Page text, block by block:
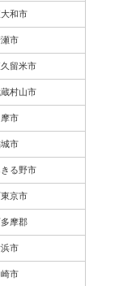
和市
市
留米市
村山市
市
市
きる野市
京市
摩郡
市
崎市